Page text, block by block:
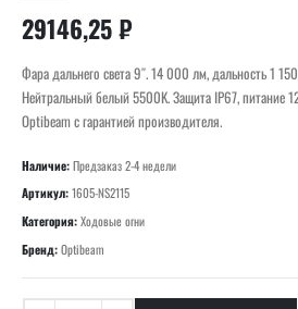
29146,25₽
Фара дальнего света 9″. 14 000 лм, дальность 1
Нейтральный белый 5500K. Защита IP67, питание
Optibeam с гарантией производителя.
Наличие:Предзаказ 2-4 недели
Артикул:1605-NS2115
Категория:Ходовые огни
Бренд:Optibeam